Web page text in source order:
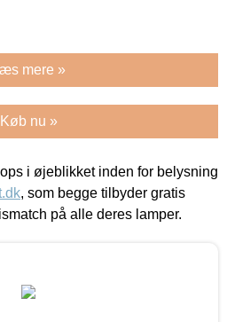
mere »
Køb nu »
i øjeblikket inden for belysning
, som begge tilbyder gratis
på alle deres lamper.